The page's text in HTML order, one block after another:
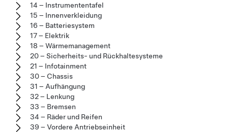
14 – Instrumententafel
15 – Innenverkleidung
16 – Batteriesystem
17 – Elektrik
18 – Wärmemanagement
20 – Sicherheits- und Rückhaltesysteme
21 – Infotainment
30 – Chassis
31 – Aufhängung
32 – Lenkung
33 – Bremsen
34 – Räder und Reifen
39 – Vordere Antriebseinheit